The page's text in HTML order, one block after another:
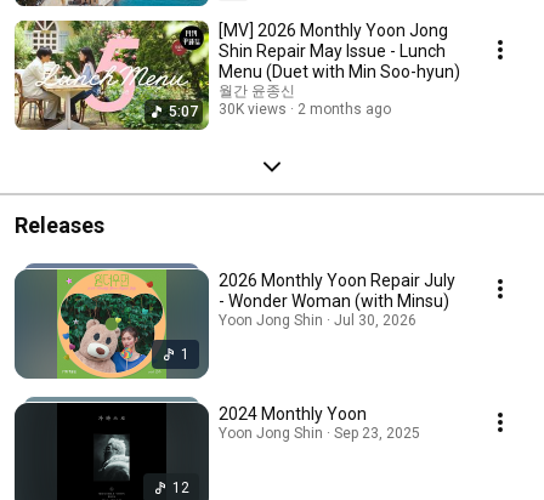
5:07
[MV] 2026 Monthly Yoon Jong
Shin Repair May Issue - Lunch
Menu (Duet with Min Soo-hyun)
월간 윤종신
30K views
2 months ago
Releases
1
2026 Monthly Yoon Repair July
- Wonder Woman (with Minsu)
Yoon Jong Shin · Jul 30, 2026
12
2024 Monthly Yoon
Yoon Jong Shin · Sep 23, 2025